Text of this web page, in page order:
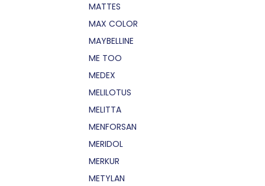
MATTES
MAX COLOR
MAYBELLINE
ME TOO
MEDEX
MELILOTUS
MELITTA
MENFORSAN
MERIDOL
MERKUR
METYLAN